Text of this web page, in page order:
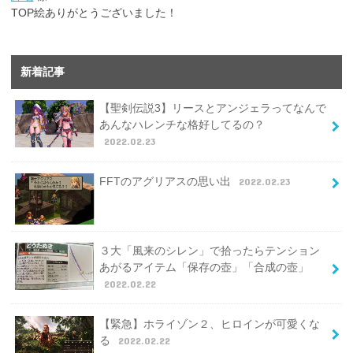
TOP絵ありがとうございました！
新着記事
【聖剣伝説3】リースとアンジェラってなんで
あんなハレンチな格好してるの？
2022.02.23
FFTのアグリアスの思い出 2022.02.23
３大「風来のシレン」で拾ったらテンション
あがるアイテム「保存の壺」「合成の壺」
2022.02.22
【緊急】ホライゾン２、ヒロインが可愛くな
る
2022.02.22